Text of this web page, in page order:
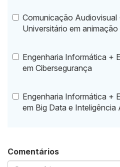
Comunicação Audiovisual
Universitário em animação
Engenharia Informática +
em Cibersegurança
Engenharia Informática +
em Big Data e Inteligência
Comentários